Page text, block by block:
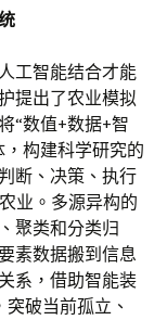
工智能结合才能
提出了农业模拟
“数值+数据+智
构建科学研究的
断、决策、执行
业。多源异构的
聚类和分类归
素数据搬到信息
系，借助智能装
破当前孤立、